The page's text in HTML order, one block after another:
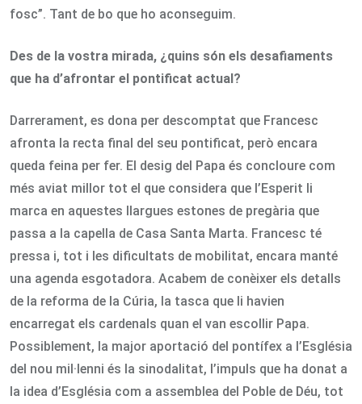
fosc”. Tant de bo que ho aconseguim.
Des de la vostra mirada, ¿quins són els desafiaments
que ha d’afrontar el pontificat actual?
Darrerament, es dona per descomptat que Francesc
afronta la recta final del seu pontificat, però encara
queda feina per fer. El desig del Papa és concloure com
més aviat millor tot el que considera que l’Esperit li
marca en aquestes llargues estones de pregària que
passa a la capella de Casa Santa Marta. Francesc té
pressa i, tot i les dificultats de mobilitat, encara manté
una agenda esgotadora. Acabem de conèixer els detalls
de la reforma de la Cúria, la tasca que li havien
encarregat els cardenals quan el van escollir Papa.
Possiblement, la major aportació del pontífex a l’Església
del nou mil·lenni és la sinodalitat, l’impuls que ha donat a
la idea d’Església com a assemblea del Poble de Déu, tot